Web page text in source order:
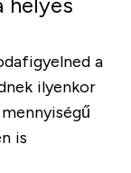
a
ilyenkor
is